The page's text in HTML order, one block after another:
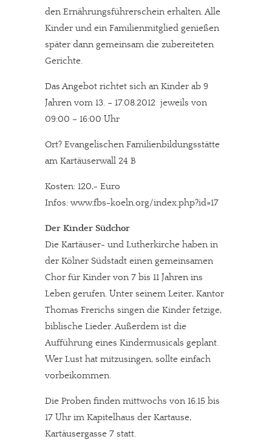
den Ernährungsführerschein erhalten. Alle
Kinder und ein Familienmitglied genießen
später dann gemeinsam die zubereiteten
Gerichte.
Das Angebot richtet sich an Kinder ab 9
Jahren vom 13. – 17.08.2012 jeweils von
09:00 – 16:00 Uhr
Ort? Evangelischen Familienbildungsstätte
am Kartäuserwall 24 B
Kosten: 120,- Euro
Infos: www.fbs-koeln.org/index.php?id=17
Der Kinder Südchor
Die Kartäuser- und Lutherkirche haben in
der Kölner Südstadt einen gemeinsamen
Chor für Kinder von 7 bis 11 Jahren ins
Leben gerufen. Unter seinem Leiter, Kantor
Thomas Frerichs singen die Kinder fetzige,
biblische Lieder. Außerdem ist die
Aufführung eines Kindermusicals geplant.
Wer Lust hat mitzusingen, sollte einfach
vorbeikommen.
Die Proben finden mittwochs von 16.15 bis
17 Uhr im Kapitelhaus der Kartause,
Kartäusergasse 7 statt.